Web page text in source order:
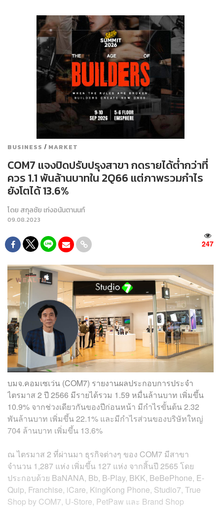
BUSINESS / MARKET
COM7 แจงปิดปรับปรุงสาขา กดรายได้ต่ำกว่าที่
ควร 1.1 พันล้านบาทใน 2Q66 แต่ภาพรวมกำไร
ยังโตได้ 13.6%
โดย สกุลชัย เก่งอนันตานนท์
09.08.2023
247
บมจ.คอมเซเว่น (COM7) รายงานผลประกอบการประจำ
ไตรมาส 2 ปี 2566 มีรายได้รวม 1.59 หมื่นล้านบาท เพิ่มขึ้น
10.9% จากช่วงเดียวกันของปีก่อนหน้า มีกำไรขั้นต้น 2.32
พันล้านบาท เพิ่มขึ้น 22.1% และมีกำไรส่วนของบริษัทใหญ่
704 ล้านบาท เพิ่มขึ้น 13.6%
ณ ไตรมาส 2 ที่ผ่านมา ธุรกิจต่างๆ ของ COM7 มีสาขา
จำนวน 1,287 แห่ง เพิ่มขึ้น 127 แห่ง จากสิ้นปี 2565 โดย
ประกอบด้วย BaNANA, Bb, B-Play, BKK, BeBePhone, E-
Quip, Franchise, iCare, KingKong Phone, Studio7, True
Shop by COM7, U-Store, PetPaw และ Brand Shop